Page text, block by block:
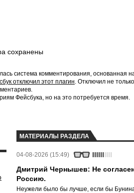
сохранены
система комментирования, основанная
отключил этот плагин. Отключил не
Фейсбука, но на это потребуется время.
МАТЕРИАЛЫ РАЗДЕЛА
04-08-2026 (15:49)
Дмитрий Чернышев: Не
Россию.
Неужели было бы лучше, если бы